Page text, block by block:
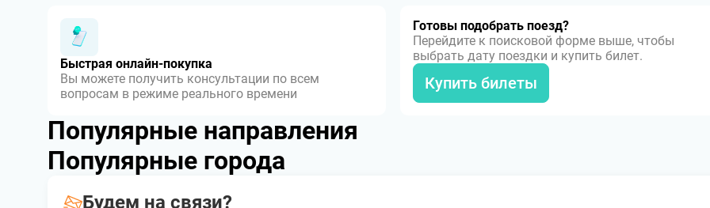
Быстрая онлайн-покупка
Вы можете получить консультации по всем
вопросам в режиме реального времени
Готовы подобрать поезд?
Перейдите к поисковой форме выше, чтобы
выбрать дату поездки и купить билет.
Купить билеты
Популярные направления
Популярные города
Будем на связи?